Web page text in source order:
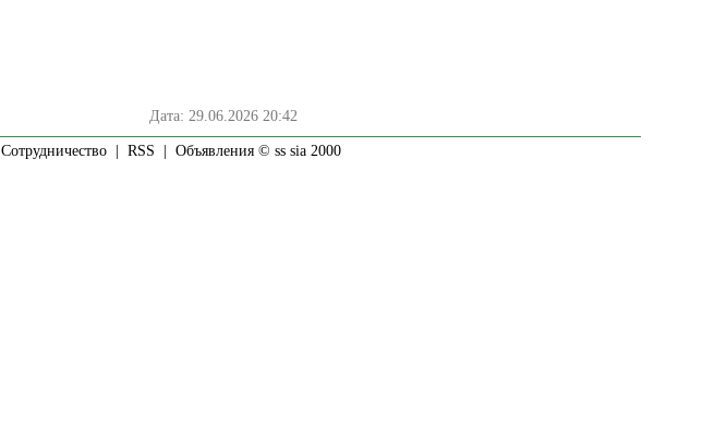
Дата: 29.06.2026 20:42
Сотрудничество| RSS | Объявления © ss sia 2000